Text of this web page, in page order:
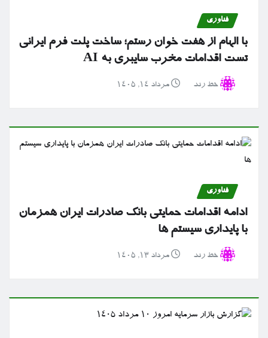
فناوری
با الهام از هفت خوان رستم؛ ساخت پلت فرم ایرانی
تست اقدامات مخرب سایبری به AI
خط رند مرداد ۱۴, ۱۴۰۵
فناوری
ادامه اقدامات حمایتی بانک صادرات ایران همزمان
با پایداری سیستم ها
خط رند مرداد ۱۳, ۱۴۰۵